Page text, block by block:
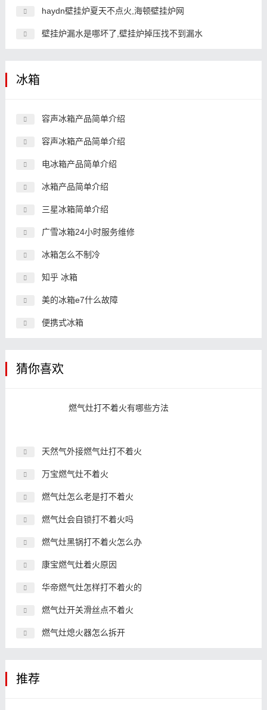
haydn壁挂炉夏天不点火,海顿壁挂炉网
壁挂炉漏水是哪坏了,壁挂炉掉压找不到漏水
冰箱
容声冰箱产品简单介绍
容声冰箱产品简单介绍
电冰箱产品简单介绍
冰箱产品简单介绍
三星冰箱简单介绍
广雪冰箱24小时服务维修
冰箱怎么不制冷
知乎 冰箱
美的冰箱e7什么故障
便携式冰箱
猜你喜欢
燃气灶打不着火有哪些方法
天然气外接燃气灶打不着火
万宝燃气灶不着火
燃气灶怎么老是打不着火
燃气灶会自锁打不着火吗
燃气灶黑锅打不着火怎么办
康宝燃气灶着火原因
华帝燃气灶怎样打不着火的
燃气灶开关滑丝点不着火
燃气灶熄火器怎么拆开
推荐